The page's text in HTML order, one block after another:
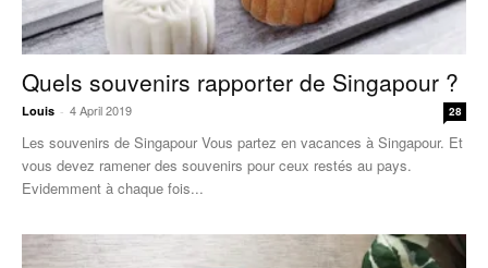
Quels souvenirs rapporter de Singapour ?
Louis - 4 April 2019 28
Les souvenirs de Singapour Vous partez en vacances à Singapour. Et
vous devez ramener des souvenirs pour ceux restés au pays.
Evidemment à chaque fois...